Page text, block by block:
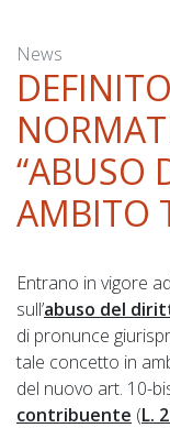
News
DEFINITO
“ABUSO
AMBITO
Entrano in vigore
sull’abuso del
di pronunce
tale concetto in
del nuovo art. 10-
contribuente (L.